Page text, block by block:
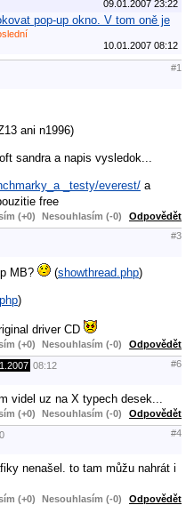
09.01.2007 23:22
pop-up okno. V tom oně je
10.01.2007 08:12
#1
ani n1996)
sandra a napis vysledok...
_testy/everest/ a
free
(+0) Nesouhlasím (-0) Odpovědět
#3
MB? (showthread.php)
)
driver CD
(+0) Nesouhlasím (-0) Odpovědět
08:12 #6
videl uz na X typech desek...
(+0) Nesouhlasím (-0) Odpovědět
#4
nenašel. to tam můžu nahrát i
(+0) Nesouhlasím (-0) Odpovědět